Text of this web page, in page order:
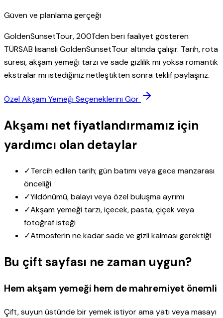
Güven ve planlama gerçeği
GoldenSunsetTour, 2001'den beri faaliyet gösteren
TÜRSAB lisanslı GoldenSunsetTour altında çalışır. Tarih, rota
süresi, akşam yemeği tarzı ve sade gizlilik mi yoksa romantik
ekstralar mı istediğiniz netleştikten sonra teklif paylaşırız.
Özel Akşam Yemeği Seçeneklerini Gör
Akşamı net fiyatlandırmamız için
yardımcı olan detaylar
✓Tercih edilen tarih; gün batımı veya gece manzarası
önceliği
✓Yıldönümü, balayı veya özel buluşma ayrımı
✓Akşam yemeği tarzı, içecek, pasta, çiçek veya
fotoğraf isteği
✓Atmosferin ne kadar sade ve gizli kalması gerektiği
Bu çift sayfası ne zaman uygun?
Hem akşam yemeği hem de mahremiyet önemli
Çift, suyun üstünde bir yemek istiyor ama yatı veya masayı